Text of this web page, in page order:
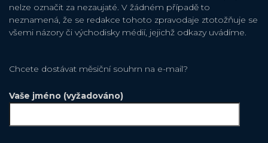
nelze označit za nezaujaté. V žádném případě to
neznamená, že se redakce tohoto zpravodaje ztotožňuje se
všemi názory či východisky médií, jejichž odkazy uvádíme.
Chcete dostávat měsiční souhrn na e-mail?
Vaše jméno (vyžadováno)